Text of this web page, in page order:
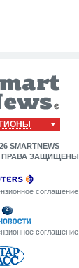
SMARTNEWS
ПРАВА ЗАЩИЩЕНЫ
соглашение
соглашение